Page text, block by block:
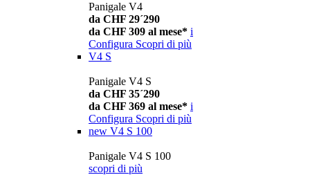
Panigale V4
da CHF 29´290
da CHF 309 al mese* i
Configura Scopri di più
V4 S
Panigale V4 S
da CHF 35´290
da CHF 369 al mese* i
Configura Scopri di più
new V4 S 100
Panigale V4 S 100
scopri di più